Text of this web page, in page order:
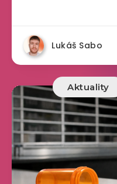
Lukáš Sabo
Aktuality